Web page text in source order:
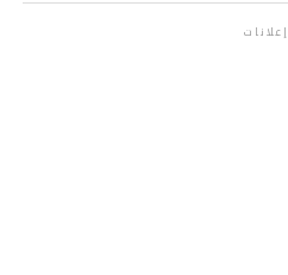
إعلانات